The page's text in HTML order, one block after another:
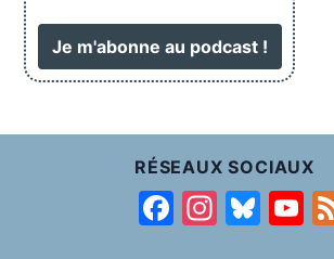
RÉSEAUX SOCIAUX
F
In Bl Y